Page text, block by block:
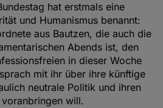
hat erstmals eine
und Humanismus benannt:
aus Bautzen, die auch die
Abends ist, den
in dieser Woche
mit ihr über ihre künftige
neutrale Politik und ihren
will.